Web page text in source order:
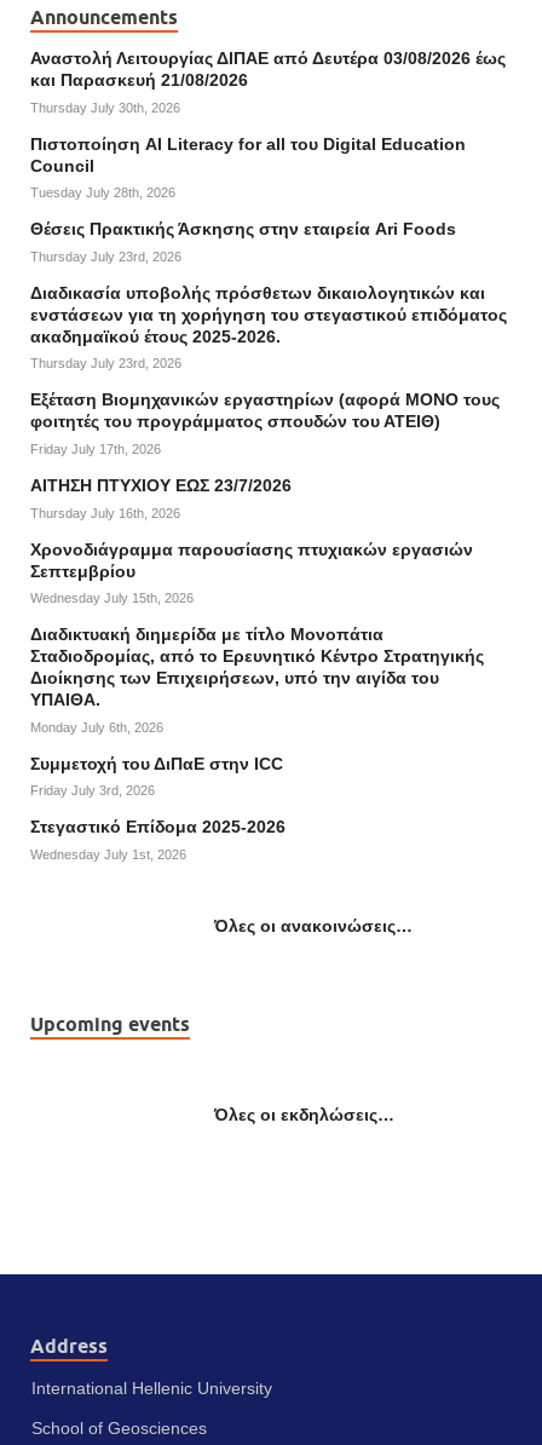
Announcements
Αναστολή Λειτουργίας ΔΙΠΑΕ από Δευτέρα 03/08/2026 έως
και Παρασκευή 21/08/2026
Thursday July 30th, 2026
Πιστοποίηση AI Literacy for all του Digital Education
Council
Tuesday July 28th, 2026
Θέσεις Πρακτικής Άσκησης στην εταιρεία Ari Foods
Thursday July 23rd, 2026
Διαδικασία υποβολής πρόσθετων δικαιολογητικών και
ενστάσεων για τη χορήγηση του στεγαστικού επιδόματος
ακαδημαϊκού έτους 2025-2026.
Thursday July 23rd, 2026
Εξέταση Βιομηχανικών εργαστηρίων (αφορά ΜΟΝΟ τους
φοιτητές του προγράμματος σπουδών του ΑΤΕΙΘ)
Friday July 17th, 2026
ΑΙΤΗΣΗ ΠΤΥΧΙΟΥ ΕΩΣ 23/7/2026
Thursday July 16th, 2026
Χρονοδιάγραμμα παρουσίασης πτυχιακών εργασιών
Σεπτεμβρίου
Wednesday July 15th, 2026
Διαδικτυακή διημερίδα με τίτλο Μονοπάτια
Σταδιοδρομίας, από το Ερευνητικό Κέντρο Στρατηγικής
Διοίκησης των Επιχειρήσεων, υπό την αιγίδα του
ΥΠΑΙΘΑ.
Monday July 6th, 2026
Συμμετοχή του ΔιΠαΕ στην ICC
Friday July 3rd, 2026
Στεγαστικό Επίδομα 2025-2026
Wednesday July 1st, 2026
Όλες οι ανακοινώσεις…
Upcoming events
Όλες οι εκδηλώσεις…
Address
International Hellenic University
School of Geosciences